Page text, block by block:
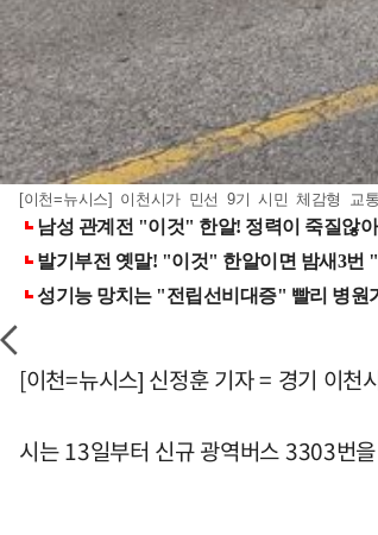
[이천=뉴시스] 이천시가 민선 9기 시민 체감형 교
[이천=뉴시스] 신정훈 기자 = 경기 이천
시는 13일부터 신규 광역버스 3303번